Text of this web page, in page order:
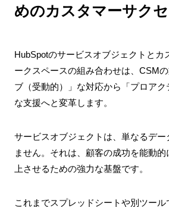
めのカスタマーサク
HubSpotのサービスオブジェクトとカ
ークスペースの組み合わせは、CSM
ブ（受動的）」な対応から「プロアク
な支援へと変革します。
サービスオブジェクトは、単なるデー
ません。それは、顧客の成功を能動的
上させるための強力な基盤です。
これまでスプレッドシートや別ツー